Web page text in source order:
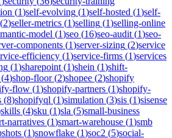
(1)self-evolving (1)self-hosted (1)self-
(2)seller-metrics (1)selling (1)selling-online
model (1)seo (16)seo-audit (1)seo-
components (1)server-sizing (2)service
efficiency (1)service-firms (1)services
(1)sharepoint (1)shein (1)shift-
(4)shop-floor(2)shopee (2)shopify
flow (1)shopify-partners (1)shopify-
(8)shopifyql (1)simulation (3)sis (1)sisense
skills (4)sku (1)sla (5)small-business
narratives (1)smart-warehouse (1)smb
(1)snowflake (1)soc2 (5)social-